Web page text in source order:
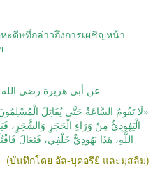
ะดีษที่กล่าวถึงการเผชิญหน้า
عن أبي هريرة رضي
«لَا تَقُومُ السَّاعَةُ حَتَّى يُقَاتِلَ
الْيَهُودِيُّ مِنْ وَرَاءِ الْحَجَرِ وَالشَّجَرِ،
اللَّهِ، هَذَا يَهُودِيٌّ خَلْفِي، فَتَعَالَ
(บันทึกโดย อัล-บุคอรีย์ และมุสลิม)